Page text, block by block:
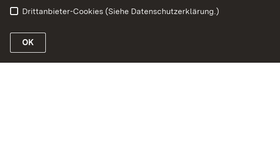
Drittanbieter-Cookies (Siehe Datenschutzerklärung.)
OK